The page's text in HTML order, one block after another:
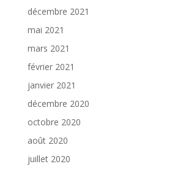
décembre 2021
mai 2021
mars 2021
février 2021
janvier 2021
décembre 2020
octobre 2020
août 2020
juillet 2020